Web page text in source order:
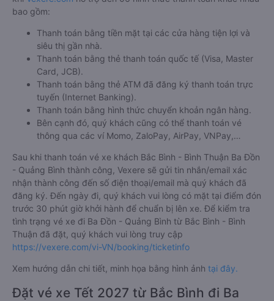
bao gồm:
Thanh toán bằng tiền mặt tại các cửa hàng tiện lợi và
siêu thị gần nhà.
Thanh toán bằng thẻ thanh toán quốc tế (Visa, Master
Card, JCB).
Thanh toán bằng thẻ ATM đã đăng ký thanh toán trực
tuyến (Internet Banking).
Thanh toán bằng hình thức chuyển khoản ngân hàng.
Bên cạnh đó, quý khách cũng có thể thanh toán vé
thông qua các ví Momo, ZaloPay, AirPay, VNPay,…
Sau khi thanh toán vé xe khách Bắc Bình - Bình Thuận Ba Đồn
- Quảng Bình thành công, Vexere sẽ gửi tin nhắn/email xác
nhận thành công đến số điện thoại/email mà quý khách đã
đăng ký. Đến ngày đi, quý khách vui lòng có mặt tại điểm đón
trước 30 phút giờ khởi hành để chuẩn bị lên xe. Để kiểm tra
tình trạng vé xe đi Ba Đồn - Quảng Bình từ Bắc Bình - Bình
Thuận đã đặt, quý khách vui lòng truy cập
https://vexere.com/vi-VN/booking/ticketinfo
Xem hướng dẫn chi tiết, minh họa bằng hình ảnh tại đây.
Đặt vé xe Tết 2027 từ Bắc Bình đi Ba